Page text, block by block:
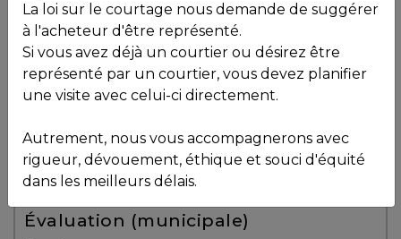
VOS
COURTIERS
Équipe
Partenaires
Témoignages
VenduJ8B 2E6
Voir plus de photos
Évaluation (municipale)
La loi sur le courtage nous demande de suggérer
à l'acheteur d'être représenté.
Si vous avez déjà un courtier ou désirez être
représenté par un courtier, vous devez planifier
une visite avec celui-ci directement.
Autrement, nous vous accompagnerons avec
rigueur, dévouement, éthique et souci d'équité
dans les meilleurs délais.